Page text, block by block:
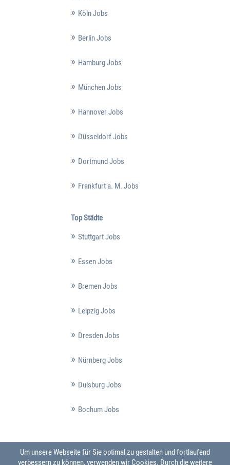
Köln Jobs
Berlin Jobs
Hamburg Jobs
München Jobs
Hannover Jobs
Düsseldorf Jobs
Dortmund Jobs
Frankfurt a. M. Jobs
Top Städte
Stuttgart Jobs
Essen Jobs
Bremen Jobs
Leipzig Jobs
Dresden Jobs
Nürnberg Jobs
Duisburg Jobs
Bochum Jobs
Um unsere Webseite für Sie optimal zu gestalten und fortlaufend
verbessern zu können, verwenden wir Cookies. Durch die weitere